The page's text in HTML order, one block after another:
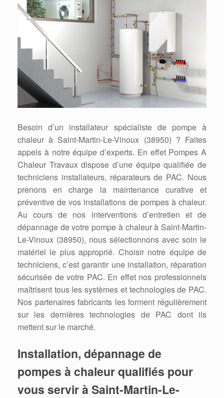
Besoin d’un installateur spécialiste de pompe à
chaleur à Saint-Martin-Le-Vinoux (38950) ? Faites
appels à notre équipe d’experts. En effet Pompes A
Chaleur Travaux dispose d’une équipe qualifiée de
techniciens installateurs, réparateurs de PAC. Nous
prenons en charge la maintenance curative et
préventive de vos installations de pompes à chaleur.
Au cours de nos interventions d’entretien et de
dépannage de votre pompe à chaleur à Saint-Martin-
Le-Vinoux (38950), nous sélectionnons avec soin le
matériel le plus approprié. Choisir notre équipe de
techniciens, c’est garantir une installation, réparation
sécurisée de votre PAC. En effet nos professionnels
maîtrisent tous les systèmes et technologies de PAC.
Nos partenaires fabricants les forment régulièrement
sur les dernières technologies de PAC dont ils
mettent sur le marché.
Installation, dépannage de
pompes à chaleur qualifiés pour
vous servir à Saint-Martin-Le-